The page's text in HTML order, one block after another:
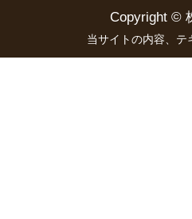
Copyright ©
当サイトの内容、テ